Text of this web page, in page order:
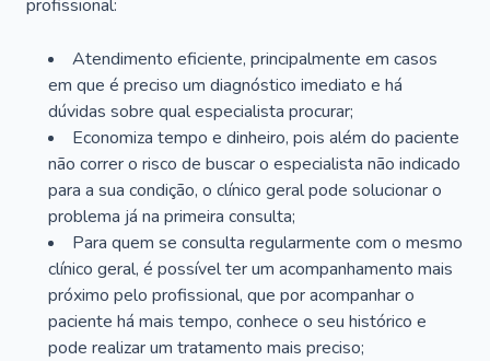
profissional:
Atendimento eficiente, principalmente em casos
em que é preciso um diagnóstico imediato e há
dúvidas sobre qual especialista procurar;
Economiza tempo e dinheiro, pois além do paciente
não correr o risco de buscar o especialista não indicado
para a sua condição, o clínico geral pode solucionar o
problema já na primeira consulta;
Para quem se consulta regularmente com o mesmo
clínico geral, é possível ter um acompanhamento mais
próximo pelo profissional, que por acompanhar o
paciente há mais tempo, conhece o seu histórico e
pode realizar um tratamento mais preciso;